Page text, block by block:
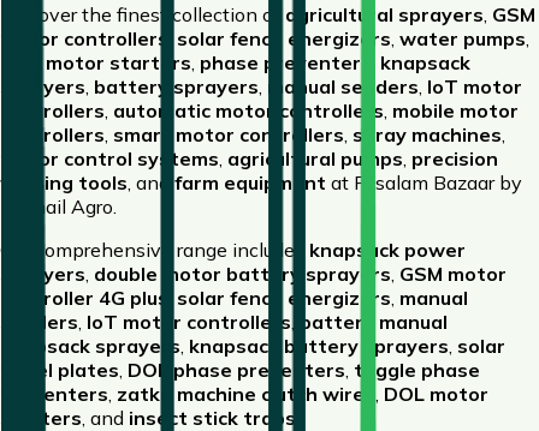
Discover the finest collection of agricultural sprayers GSM
motor controllers
solar fence energizers water pumps
DOL motor starters phase preventers
knapsack
sprayers battery sprayers manual seeders IoT motor
controllers automatic motor controllers mobile motor
controllers smart motor controllers spray machines
motor control systems agricultural pumps precision
farming tools , and farm equipment at Fasalam Bazaar by
Rashail Agro.
Our comprehensive range includes knapsack power
sprayers double motor battery sprayers GSM motor
controller 4G plus
solar fence energizers manual
seeders IoT motor controllers
battery manual
knapsack sprayers knapsack battery sprayers solar
panel plates DOL phase preventers toggle phase
preventers zatka machine clutch wires
DOL motor
starters , and insect stick traps